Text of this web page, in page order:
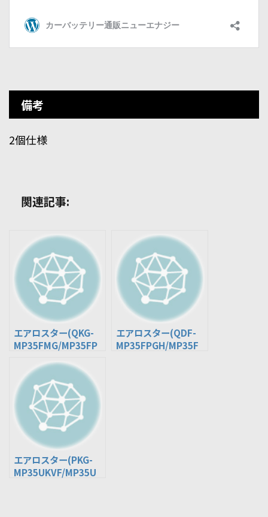
備考
2個仕様
関連記事:
エアロスター(QKG-
MP35FMG/MP35FP
エアロスター(QDF-
MP35FPGH/MP35F
エアロスター(PKG-
MP35UKVF/MP35U